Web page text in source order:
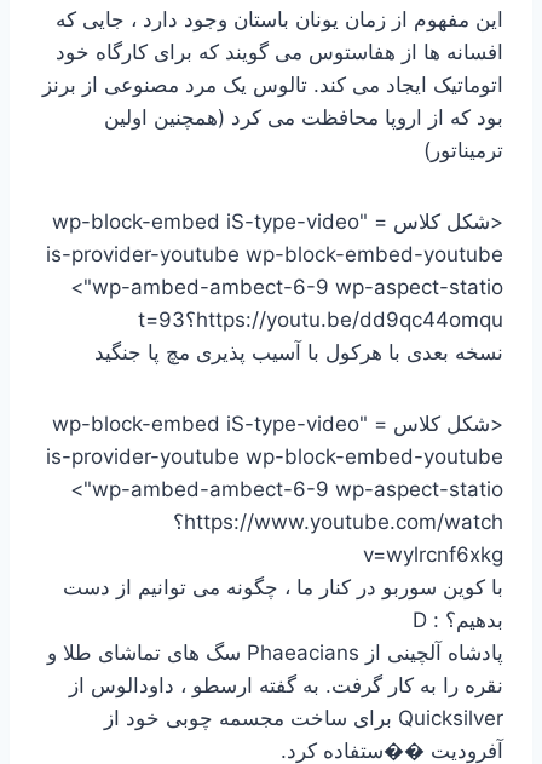
این مفهوم از زمان یونان باستان وجود دارد ، جایی که
افسانه ها از هفاستوس می گویند که برای کارگاه خود
اتوماتیک ایجاد می کند. تالوس یک مرد مصنوعی از برنز
بود که از اروپا محافظت می کرد (همچنین اولین
ترمیناتور)
<شکل کلاس = "wp-block-embed iS-type-video
is-provider-youtube wp-block-embed-youtube
wp-ambed-ambect-6-9 wp-aspect-statio">
https://youtu.be/dd9qc44omqu؟t=93
نسخه بعدی با هرکول با آسیب پذیری مچ پا جنگید
<شکل کلاس = "wp-block-embed iS-type-video
is-provider-youtube wp-block-embed-youtube
wp-ambed-ambect-6-9 wp-aspect-statio">
https://www.youtube.com/watch؟
v=wylrcnf6xkg
با کوین سوربو در کنار ما ، چگونه می توانیم از دست
بدهیم؟ : D
پادشاه آلچینی از Phaeacians سگ های تماشای طلا و
نقره را به کار گرفت. به گفته ارسطو ، داودالوس از
Quicksilver برای ساخت مجسمه چوبی خود از
آفرودیت ��ستفاده کرد.